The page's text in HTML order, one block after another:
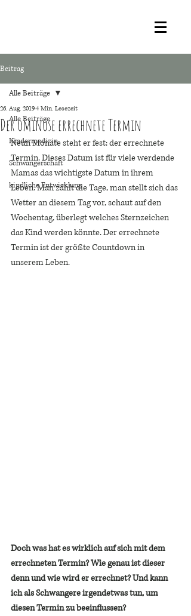
Beitrag
Alle Beiträge
Kindermedizin
Schwangerschaft
kindliche Entwicklung
Alle Beiträge
Der ominöse errechnete Termin
26. Aug. 20194 Min. Lesezeit
Neun Monate steht er fest: der errechnete
Termin. Dieses Datum ist für viele werdende
Mamas das wichtigste Datum in ihrem
Leben. Man zählt die Tage, man stellt sich das
Wetter an diesem Tag vor, schaut auf den
Wochentag, überlegt welches Sternzeichen
das Kind werden könnte. Der errechnete
Termin ist der größte Countdown in
unserem Leben.
Doch was hat es wirklich auf sich mit dem
errechneten Termin? Wie genau ist dieser
denn und wie wird er errechnet? Und kann
ich als Schwangere irgendetwas tun, um
diesen Termin zu beeinflussen?